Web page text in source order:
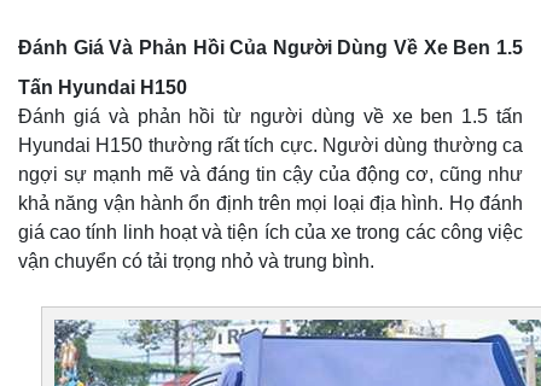
Đánh Giá Và Phản Hồi Của Người Dùng Về Xe Ben 1.5
Tấn Hyundai H150
Đánh giá và phản hồi từ người dùng về xe ben 1.5 tấn
Hyundai H150 thường rất tích cực. Người dùng thường ca
ngợi sự mạnh mẽ và đáng tin cậy của động cơ, cũng như
khả năng vận hành ổn định trên mọi loại địa hình. Họ đánh
giá cao tính linh hoạt và tiện ích của xe trong các công việc
vận chuyển có tải trọng nhỏ và trung bình.